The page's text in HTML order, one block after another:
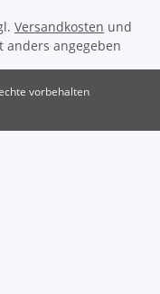
Versandkosten und
anders angegeben
vorbehalten